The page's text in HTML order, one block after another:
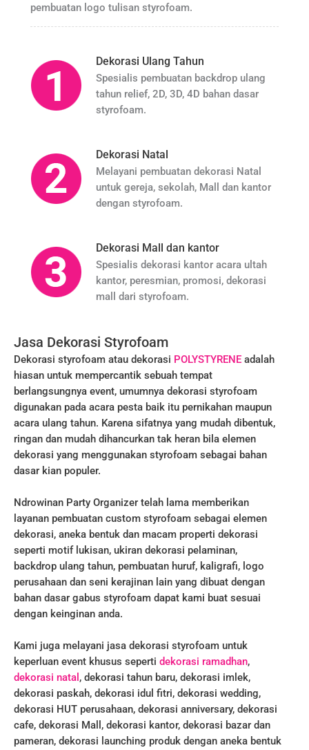
pembuatan logo tulisan styrofoam.
Dekorasi Ulang Tahun
Spesialis pembuatan backdrop ulang
tahun relief, 2D, 3D, 4D bahan dasar
styrofoam.
Dekorasi Natal
Melayani pembuatan dekorasi Natal
untuk gereja, sekolah, Mall dan kantor
dengan styrofoam.
Dekorasi Mall dan kantor
Spesialis dekorasi kantor acara ultah
kantor, peresmian, promosi, dekorasi
mall dari styrofoam.
Jasa Dekorasi Styrofoam
Dekorasi styrofoam atau dekorasi POLYSTYRENE adalah
hiasan untuk mempercantik sebuah tempat
berlangsungnya event, umumnya dekorasi styrofoam
digunakan pada acara pesta baik itu pernikahan maupun
acara ulang tahun. Karena sifatnya yang mudah dibentuk,
ringan dan mudah dihancurkan tak heran bila elemen
dekorasi yang menggunakan styrofoam sebagai bahan
dasar kian populer.
Ndrowinan Party Organizer telah lama memberikan
layanan pembuatan custom styrofoam sebagai elemen
dekorasi, aneka bentuk dan macam properti dekorasi
seperti motif lukisan, ukiran dekorasi pelaminan,
backdrop ulang tahun, pembuatan huruf, kaligrafi, logo
perusahaan dan seni kerajinan lain yang dibuat dengan
bahan dasar gabus styrofoam dapat kami buat sesuai
dengan keinginan anda.
Kami juga melayani jasa dekorasi styrofoam untuk
keperluan event khusus seperti dekorasi ramadhan,
dekorasi natal , dekorasi tahun baru, dekorasi imlek,
dekorasi paskah, dekorasi idul fitri, dekorasi wedding,
dekorasi HUT perusahaan, dekorasi anniversary, dekorasi
cafe, dekorasi Mall, dekorasi kantor, dekorasi bazar dan
pameran, dekorasi launching produk dengan aneka bentuk